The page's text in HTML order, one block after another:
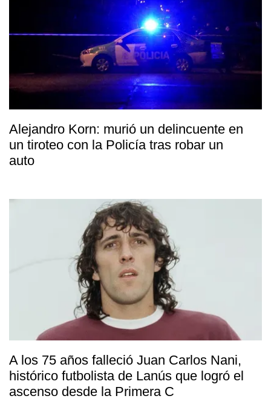
Alejandro Korn: murió un delincuente en
un tiroteo con la Policía tras robar un
auto
A los 75 años falleció Juan Carlos Nani,
histórico futbolista de Lanús que logró el
ascenso desde la Primera C